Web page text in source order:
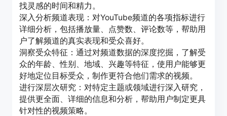
找灵感的时间和精力。
深入分析频道表现：对YouTube频道的各项指标进行
详细分析，包括播放量、点赞数、评论数等，帮助用
户了解频道的真实表现和受众喜好。
洞察受众特征：通过对频道数据的深度挖掘，了解受
众的年龄、性别、地域、兴趣等特征，使用户能够更
好地定位目标受众，制作更符合他们需求的视频。
进行深层次研究：对特定主题或领域进行深入研究，
提供更全面、详细的信息和分析，帮助用户制定更具
针对性的视频策略。